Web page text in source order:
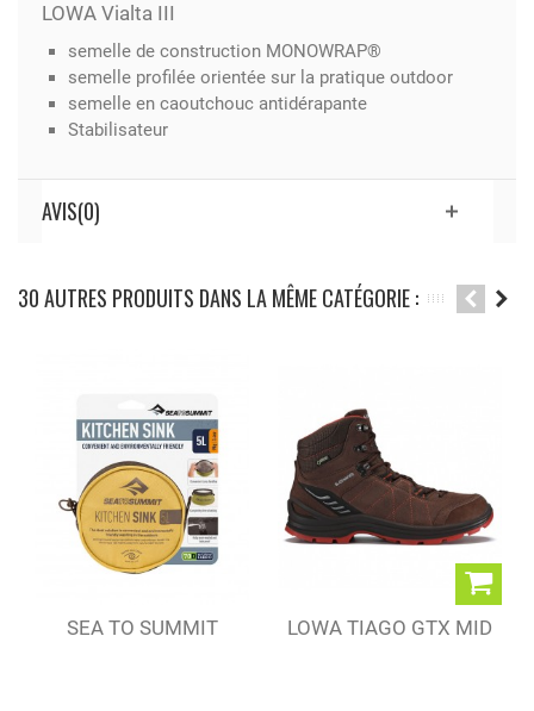
LOWA Vialta III
semelle de construction MONOWRAP®
semelle profilée orientée sur la pratique outdoor
semelle en caoutchouc antidérapante
Stabilisateur
AVIS(0)
30 AUTRES PRODUITS DANS LA MÊME CATÉGORIE :
SEA TO SUMMIT
LOWA TIAGO GTX MID